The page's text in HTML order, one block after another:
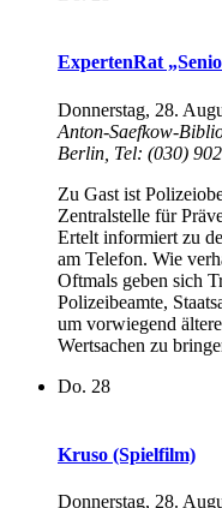
ExpertenRat
Donnerstag, 28.
Anton-Saefkow-
Berlin, Tel: (030)
Zu Gast ist
Zentralstelle für
Ertelt informiert zu
am Telefon. Wie
Oftmals geben sich
Polizeibeamte,
um vorwiegend
Wertsachen zu
Do. 28
Kruso (Spielfilm)
Donnerstag, 28.